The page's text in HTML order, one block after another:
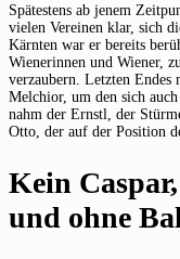
Spätestens ab jenem
vielen Vereinen klar, sich
Kärnten war er bereits
Wienerinnen und Wiener,
verzaubern. Letzten Endes
Melchior, um den sich
nahm der Ernstl, der
Otto, der auf der Position
Kein
und ohne